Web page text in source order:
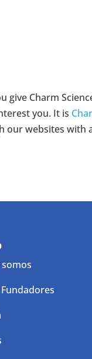
Charm
you. It is
our websites with